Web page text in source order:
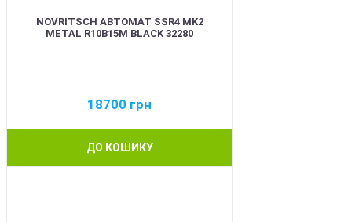
NOVRITSCH АВТОМАТ SSR4 MK2
METAL R10B15M BLACK 32280
18700 грн
ДО КОШИКУ